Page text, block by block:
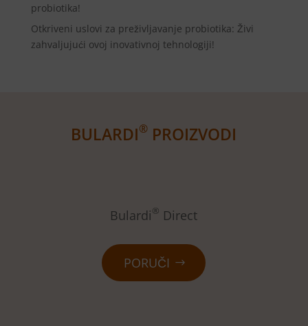
probiotika!
Otkriveni uslovi za preživljavanje probiotika: Živi
zahvaljujući ovoj inovativnoj tehnologiji!
BULARDI® PROIZVODI
Bulardi® Direct
PORUČI